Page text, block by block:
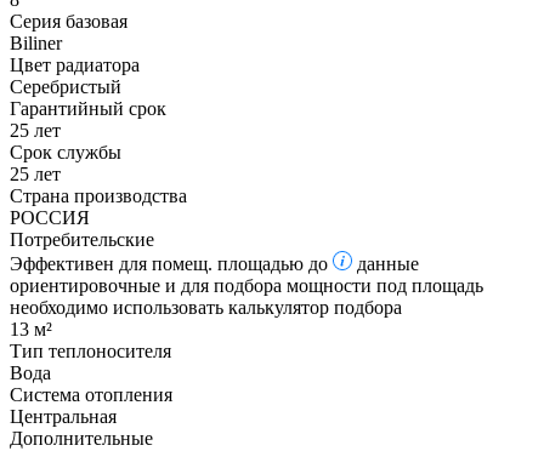
Серия базовая
Biliner
Цвет радиатора
Серебристый
Гарантийный срок
25 лет
Срок службы
25 лет
Страна производства
РОССИЯ
Потребительские
Эффективен для помещ. площадью до
данные
ориентировочные и для подбора мощности под площадь
необходимо использовать калькулятор подбора
13 м²
Тип теплоносителя
Вода
Система отопления
Центральная
Дополнительные